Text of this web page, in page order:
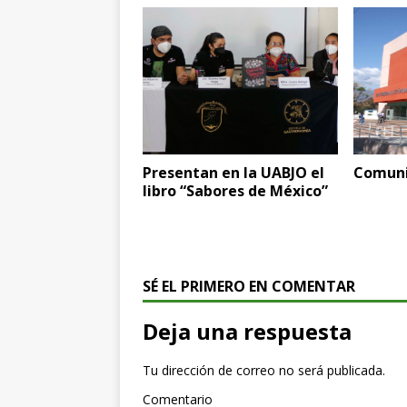
Presentan en la UABJO el
libro “Sabores de México”
SÉ EL PRIMERO EN COMENTAR
Deja una respuesta
Tu dirección de correo no será publicada.
Comentario